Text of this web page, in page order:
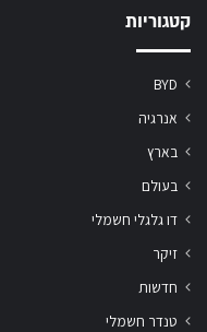
קטגוריות
BYD
אנרגיה
בארץ
בעולם
דו גלגלי חשמלי
זיקר
חדשות
טנדר חשמלי